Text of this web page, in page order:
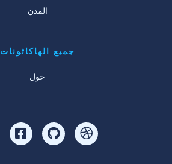
المدن
جميع الهاكاثونات
حول